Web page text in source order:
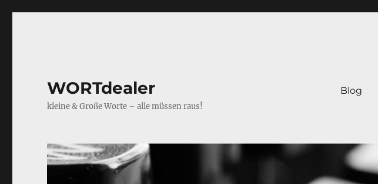
WORTdealer
kleine & Große Worte – alle müssen raus!
Blog